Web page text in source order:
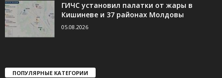
ГИЧС установил палатки от жары в
Кишиневе и 37 районах Молдовы
05.08.2026
ПОПУЛЯРНЫЕ КАТЕГОРИИ